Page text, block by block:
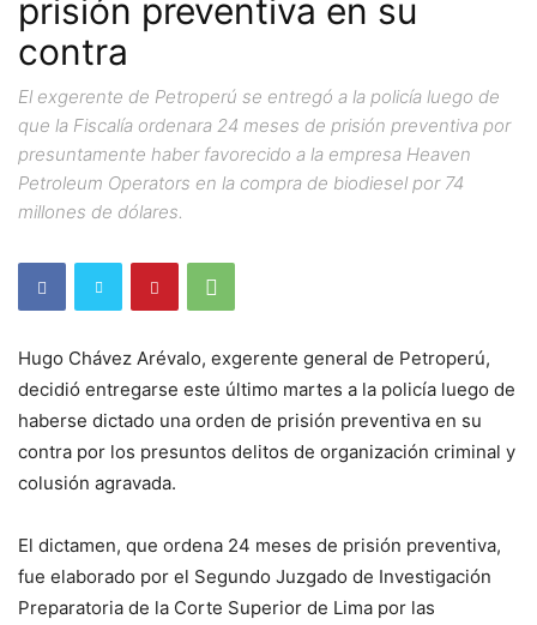
prisión preventiva en su
contra
El exgerente de Petroperú se entregó a la policía luego de
que la Fiscalía ordenara 24 meses de prisión preventiva por
presuntamente haber favorecido a la empresa Heaven
Petroleum Operators en la compra de biodiesel por 74
millones de dólares.
Hugo Chávez Arévalo, exgerente general de Petroperú,
decidió entregarse este último martes a la policía luego de
haberse dictado una orden de prisión preventiva en su
contra por los presuntos delitos de organización criminal y
colusión agravada.
El dictamen, que ordena 24 meses de prisión preventiva,
fue elaborado por el Segundo Juzgado de Investigación
Preparatoria de la Corte Superior de Lima por las